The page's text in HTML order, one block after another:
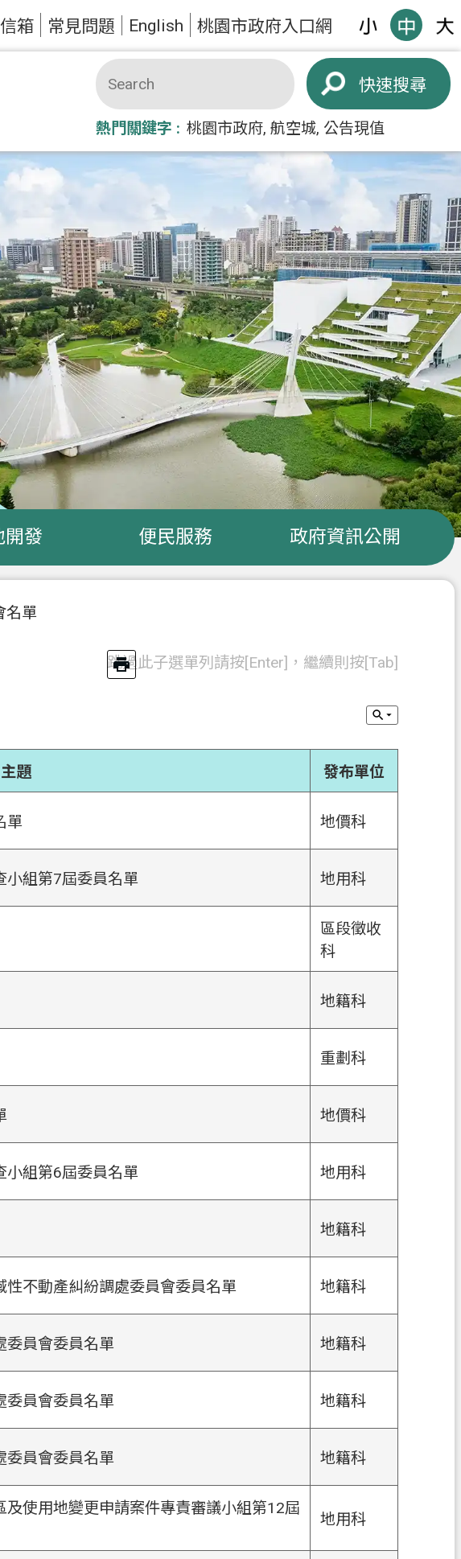
箱 常見問題 English 桃園市政府入口網
搜尋
熱門關鍵字 桃園市政府 航空城 公告現值
開發 便民服務 政府資訊公開
名單
跳過此子選單列請按[Enter]，繼續則按[Tab]
主題 發布單位
單 地價科
小組第7屆委員名單 地用科
區段徵收
科
地籍科
重劃科
地價科
小組第6屆委員名單 地用科
地籍科
不動產糾紛調處委員會委員名單 地籍科
委員會委員名單 地籍科
委員會委員名單 地籍科
委員會委員名單 地籍科
使用地變更申請案件專責審議小組第12屆
地用科